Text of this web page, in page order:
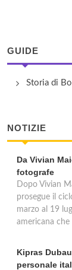
GUIDE
Storia di
NOTIZIE
Da Vivian
fotografe
Dopo Vivian
prosegue il
marzo al 19
americana
Kipras
personale